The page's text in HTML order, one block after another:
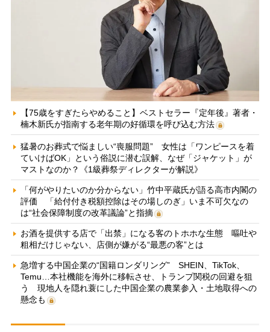
【75歳をすぎたらやめること】ベストセラー『定年後』著者・
楠木新氏が指南する老年期の好循環を呼び込む方法
猛暑のお葬式で悩ましい“喪服問題” 女性は「ワンピースを着
ていけばOK」という俗説に潜む誤解、なぜ「ジャケット」が
マストなのか？《1級葬祭ディレクターが解説》
「何がやりたいのか分からない」竹中平蔵氏が語る高市内閣の
評価 「給付付き税額控除はその場しのぎ」いま不可欠なの
は“社会保障制度の改革議論”と指摘
お酒を提供する店で「出禁」になる客のトホホな生態 嘔吐や
粗相だけじゃない、店側が嫌がる“最悪の客”とは
急増する中国企業の“国籍ロンダリング” SHEIN、TikTok、
Temu…本社機能を海外に移転させ、トランプ関税の回避を狙
う 現地人を隠れ蓑にした中国企業の農業参入・土地取得への
懸念も